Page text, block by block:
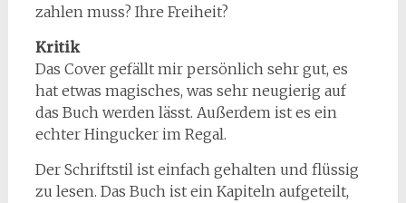
zahlen muss? Ihre Freiheit?
Kritik
Das Cover gefällt mir persönlich sehr gut, es
hat etwas magisches, was sehr neugierig auf
das Buch werden lässt. Außerdem ist es ein
echter Hingucker im Regal.
Der Schriftstil ist einfach gehalten und flüssig
zu lesen. Das Buch ist ein Kapiteln aufgeteilt,